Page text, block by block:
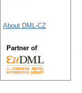
About DML-CZ
Partner of